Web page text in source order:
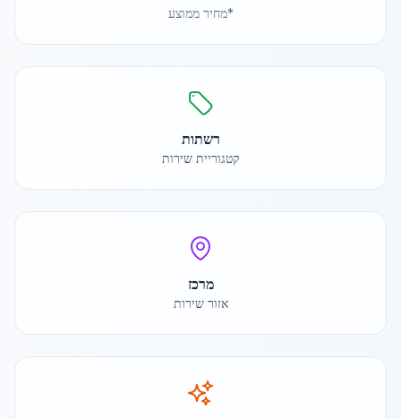
*מחיר ממוצע
רשתות
קטגוריית שירות
מרכז
אזור שירות